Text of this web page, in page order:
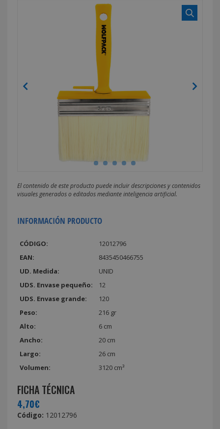
El contenido de este producto puede incluir descripciones y contenidos
visuales generados o editados mediante inteligencia artificial.
INFORMACIÓN PRODUCTO
CÓDIGO:
12012796
EAN:
8435450466755
UD. Medida:
UNID
UDS. Envase pequeño:
12
UDS. Envase grande:
120
Peso:
216 gr
Alto:
6 cm
Ancho:
20 cm
Largo:
26 cm
Volumen:
3120 cm³
FICHA TÉCNICA
4,70€
Código: 12012796